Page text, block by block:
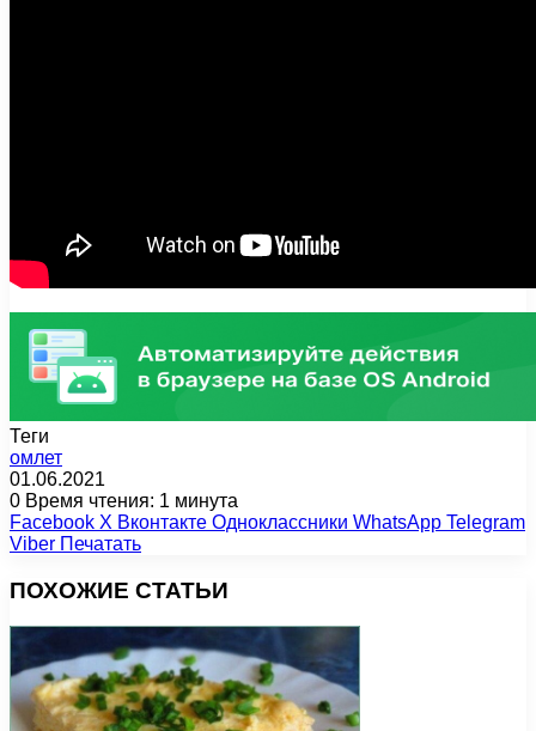
Теги
омлет
01.06.2021
0 Время чтения: 1 минута
Facebook X Вконтакте Одноклассники WhatsApp Telegram
Viber Печатать
ПОХОЖИЕ СТАТЬИ